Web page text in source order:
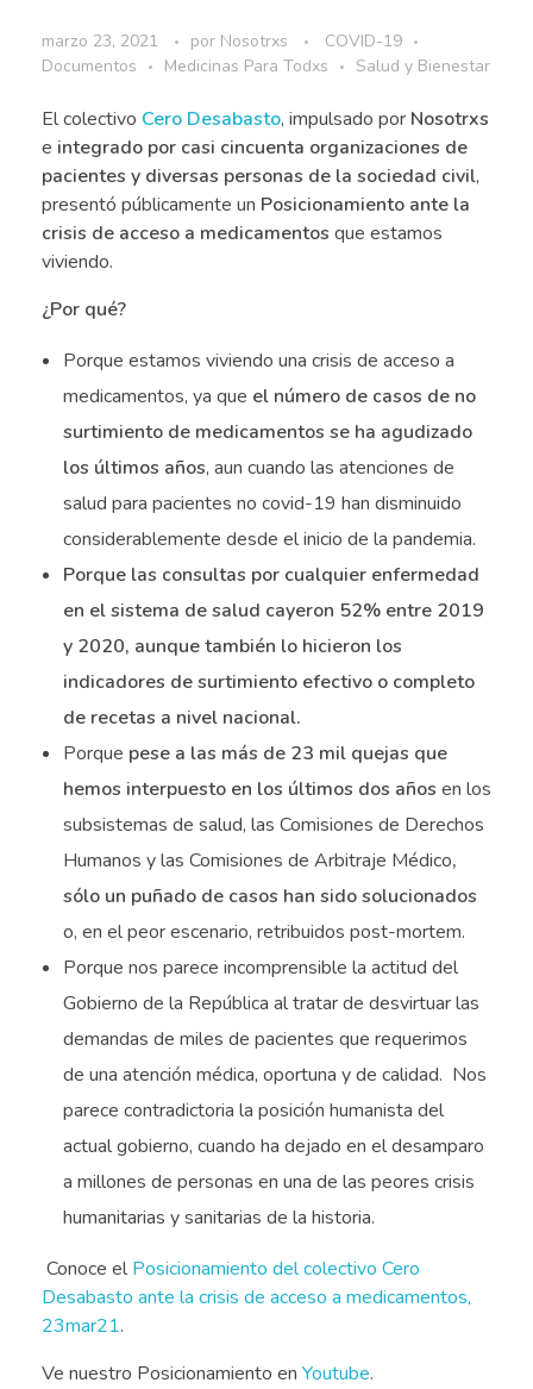
marzo 23, 2021 por Nosotrxs
COVID-19
Documentos
Medicinas Para Todxs Salud y Bienestar
El colectivo Cero Desabasto, impulsado por Nosotrxs
e integrado por casi cincuenta organizaciones de
pacientes y diversas personas de la sociedad civil,
presentó públicamente un Posicionamiento ante la
crisis de acceso a medicamentos que estamos
viviendo.
¿Por qué?
Porque estamos viviendo una crisis de acceso a
medicamentos, ya que el número de casos de no
surtimiento de medicamentos se ha agudizado
los últimos años, aun cuando las atenciones de
salud para pacientes no covid-19 han disminuido
considerablemente desde el inicio de la pandemia.
Porque las consultas por cualquier enfermedad
en el sistema de salud cayeron 52% entre 2019
y 2020, aunque también lo hicieron los
indicadores de surtimiento efectivo o completo
de recetas a nivel nacional.
Porque pese a las más de 23 mil quejas que
hemos interpuesto en los últimos dos años en los
subsistemas de salud, las Comisiones de Derechos
Humanos y las Comisiones de Arbitraje Médico,
sólo un puñado de casos han sido solucionados
o, en el peor escenario, retribuidos post-mortem.
Porque nos parece incomprensible la actitud del
Gobierno de la República al tratar de desvirtuar las
demandas de miles de pacientes que requerimos
de una atención médica, oportuna y de calidad. Nos
parece contradictoria la posición humanista del
actual gobierno, cuando ha dejado en el desamparo
a millones de personas en una de las peores crisis
humanitarias y sanitarias de la historia.
Conoce elPosicionamiento del colectivo Cero
Desabasto ante la crisis de acceso a medicamentos,
23mar21.
Ve nuestro Posicionamiento en Youtube.